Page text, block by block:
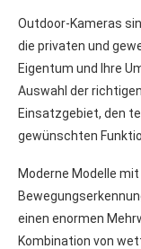
Outdoor-Kameras
die privaten und
Eigentum und Ihre
Auswahl der
Einsatzgebiet, den
gewünschten
Moderne Modelle
einen enormen
Kombination von